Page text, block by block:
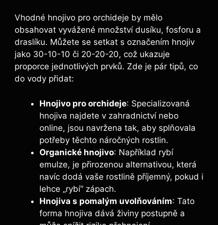
Vhodné hnojivo ⁣pro orchideje⁣ by mělo
obsahovat‍ vyvážené množství‌ dusíku, fosforu ⁣a
draslíku. Můžete⁣ se setkat s⁢ označením hnojiv​
jako 30-10-10 ‌či 20-20-20, což ukazuje
proporce jednotlivých prvků. Zde⁤ je⁤ pár tipů,​ co
⁢do‌ vody přidat:
Hnojivo‌ pro orchideje: ⁢Specializovaná
hnojiva najdete v zahradnictví nebo
online, jsou‍ navržena⁢ tak,⁤ aby‌ splňovala
potřeby ⁣těchto náročných rostlin.
Organické ‍hnojivo: Například rybí
emulze, je přirozenou alternativou,‌ která
navíc dodá vaše rostlině příjemný, pokud i
lehce „rybí“ zápach.
Hnojiva s pomalým ‍uvolňováním: Tato ​
forma hnojiva dává živiny postupně a